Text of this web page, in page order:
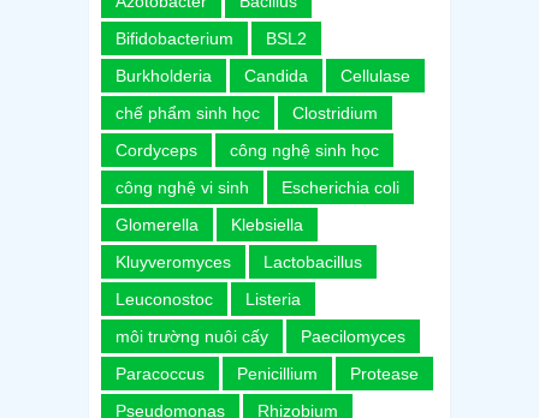
Bifidobacterium
BSL2
Burkholderia
Candida
Cellulase
chế phẩm sinh học
Clostridium
Cordyceps
công nghệ sinh học
công nghệ vi sinh
Escherichia coli
Glomerella
Klebsiella
Kluyveromyces
Lactobacillus
Leuconostoc
Listeria
môi trường nuôi cấy
Paecilomyces
Paracoccus
Penicillium
Protease
Pseudomonas
Rhizobium